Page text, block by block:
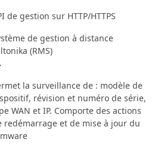
de gestion sur HTTP/HTTPS
de gestion à distance
(RMS)
la surveillance de : modèle de
révision et numéro de série,
WAN et IP. Comporte des actions
redémarrage et de mise à jour du